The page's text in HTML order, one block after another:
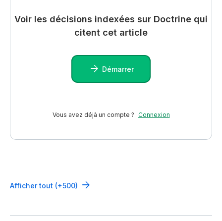
Voir les décisions indexées sur Doctrine qui
citent cet article
Démarrer
Vous avez déjà un compte ? Connexion
Afficher tout (+500)